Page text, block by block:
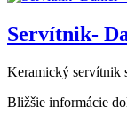
Servítnik-
Keramický servítnik
Bližšie informácie